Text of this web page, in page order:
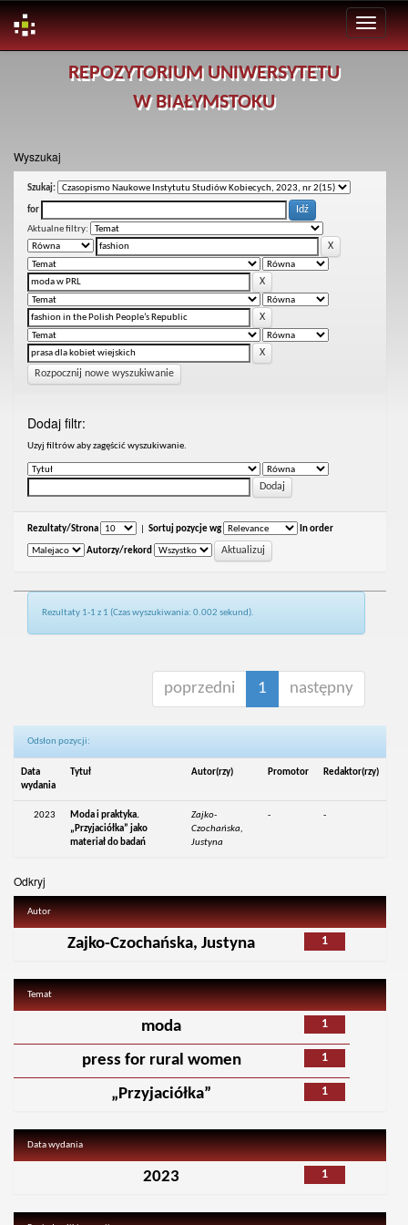
REPOZYTORIUM UNIWERSYTETU
W BIAŁYMSTOKU
Wyszukaj
Szukaj:
for
Aktualne filtry:
Rozpocznij nowe wyszukiwanie
Dodaj filtr:
Uzyj filtrów aby zagęścić wyszukiwanie.
Rezultaty/Strona Sortuj pozycje wg In order
Autorzy/rekord
Rezultaty 1-1 z 1 (Czas wyszukiwania: 0.002 sekund).
poprzedni 1 następny
Odsłon pozycji:
Data
wydania
Tytuł Autor(rzy) Promotor Redaktor(rzy)
2023
Moda i praktyka.
„Przyjaciółka” jako
materiał do badań
Zajko-
Czochańska,
Justyna
- -
Odkryj
Autor
1
Zajko-Czochańska, Justyna
Temat
1
moda
1
press for rural women
1
„Przyjaciółka”
Data wydania
1
2023